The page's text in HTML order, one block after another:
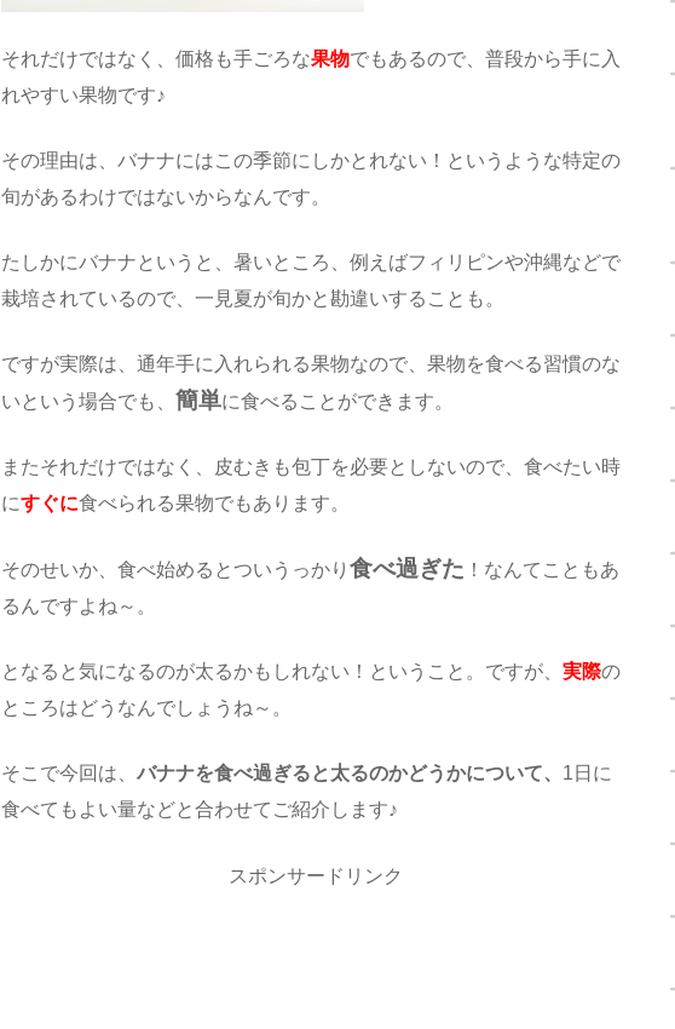
それだけではなく、価格も手ごろな果物でもあるので、普段から手に入
れやすい果物です♪
その理由は、バナナにはこの季節にしかとれない！というような特定の
旬があるわけではないからなんです。
たしかにバナナというと、暑いところ、例えばフィリピンや沖縄などで
栽培されているので、一見夏が旬かと勘違いすることも。
ですが実際は、通年手に入れられる果物なので、果物を食べる習慣のな
いという場合でも、簡単に食べることができます。
またそれだけではなく、皮むきも包丁を必要としないので、食べたい時
にすぐに食べられる果物でもあります。
そのせいか、食べ始めるとついうっかり食べ過ぎた ！なんてこともあ
るんですよね～。
となると気になるのが太るかもしれない！ということ。ですが、実際の
ところはどうなんでしょうね～。
そこで今回は、バナナを食べ過ぎると太るのかどうかについて、 1日に
食べてもよい量などと合わせてご紹介します♪
スポンサードリンク